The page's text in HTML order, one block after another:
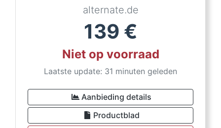
alternate.de
139 €
Niet op voorraad
Laatste update: 31 minuten geleden
Aanbieding details
Productblad